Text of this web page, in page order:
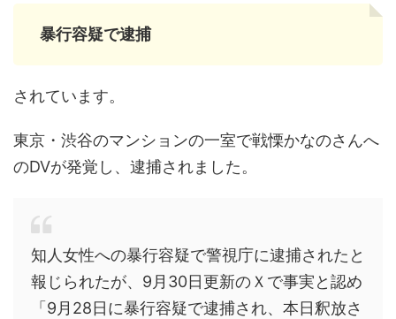
暴行容疑で逮捕
されています。
東京・渋谷のマンションの一室で戦慄かなのさんへ
のDVが発覚し、逮捕されました。
知人女性への暴行容疑で警視庁に逮捕されたと
報じられたが、9月30日更新のＸで事実と認め
「9月28日に暴行容疑で逮捕され、本日釈放さ